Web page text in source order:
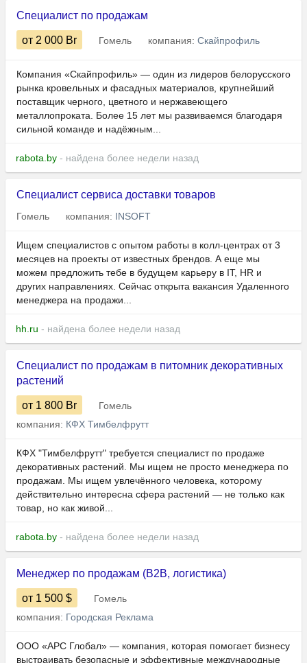
Специалист по продажам
от 2 000 Br Гомель компания: Скайпрофиль
Компания «Скайпрофиль» — один из лидеров белорусского
рынка кровельных и фасадных материалов, крупнейший
поставщик черного, цветного и нержавеющего
металлопроката. Более 15 лет мы развиваемся благодаря
сильной команде и надёжным...
rabota.by - найдена более недели назад
Специалист сервиса доставки товаров
Гомель компания: INSOFT
Ищем специалистов с опытом работы в колл-центрах от 3
месяцев на проекты от известных брендов. А еще мы
можем предложить тебе в будущем карьеру в IT, HR и
других направлениях. Сейчас открыта вакансия Удаленного
менеджера на продажи...
hh.ru - найдена более недели назад
Специалист по продажам в питомник декоративных
растений
от 1 800 Br
Гомель
компания: КФХ Тимбелфрутт
КФХ "Тимбелфрутт" требуется специалист по продаже
декоративных растений. Мы ищем не просто менеджера по
продажам. Мы ищем увлечённого человека, которому
действительно интересна сфера растений — не только как
товар, но как живой...
rabota.by - найдена более недели назад
Менеджер по продажам (B2B, логистика)
от 1 500 $
Гомель
компания: Городская Реклама
ООО «АРС Глобал» — компания, которая помогает бизнесу
выстраивать безопасные и эффективные международные